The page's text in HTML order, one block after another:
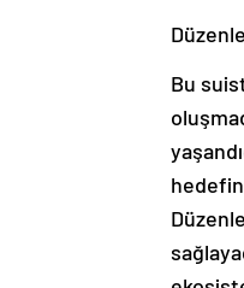
Bu